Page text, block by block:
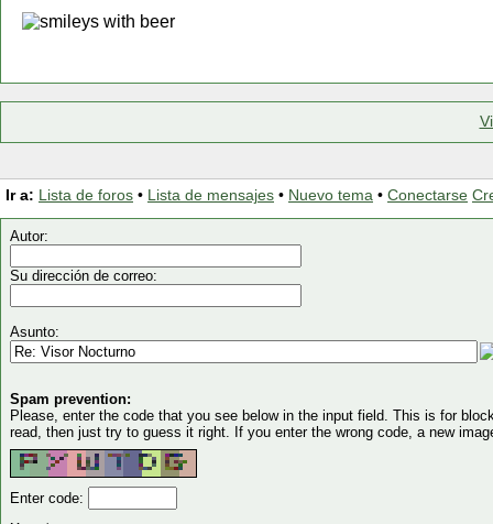
Ir a: Lista de foros • Lista de mensajes • Nuevo tema • Conectarse
Autor:
Su dirección de correo:
Asunto:
Spam prevention:
Please, enter the code that you see below in the input field. This is for
read, then just try to guess it right. If you enter the wrong code, a new
Enter code: